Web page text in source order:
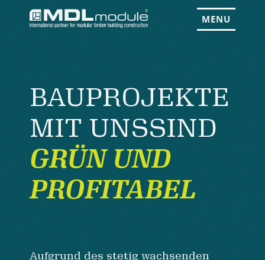
MENU
BAUPROJEKTE
MIT UNSSIND
GRÜN UND
PROFITABEL
Aufgrund des stetig wachsenden